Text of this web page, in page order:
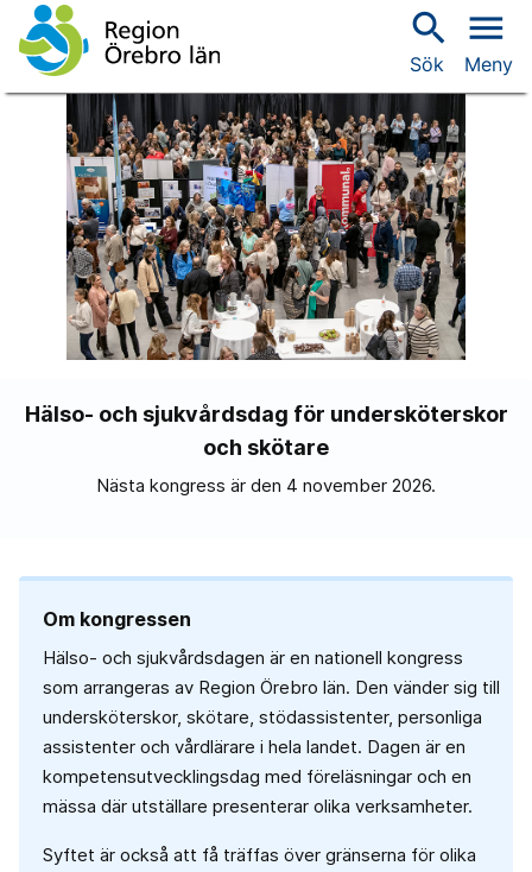
search
Sök
menu
Meny
Hälso- och sjukvårdsdag för undersköterskor
och skötare
Nästa kongress är den 4 november 2026.
Om kongressen
Hälso- och sjukvårdsdagen är en nationell kongress
som arrangeras av Region Örebro län. Den vänder sig till
undersköterskor, skötare, stödassistenter, personliga
assistenter och vårdlärare i hela landet. Dagen är en
kompetensutvecklingsdag med föreläsningar och en
mässa där utställare presenterar olika verksamheter.
Syftet är också att få träffas över gränserna för olika